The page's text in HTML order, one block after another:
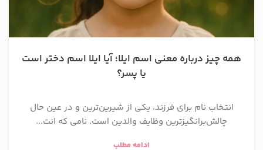
همه چیز درباره معنی اسم ایلا؛ آیا ایلا اسم دختر است
یا پسر؟
انتخاب نام برای فرزند، یکی از شیرین‌ترین و در عین حال
چالش‌برانگیزترین وظایف والدین است. نامی که انت...
ادامه مطلب